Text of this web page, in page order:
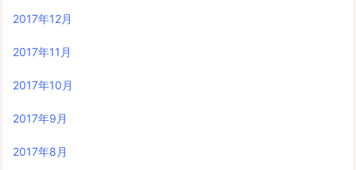
2017年12月
2017年11月
2017年10月
2017年9月
2017年8月